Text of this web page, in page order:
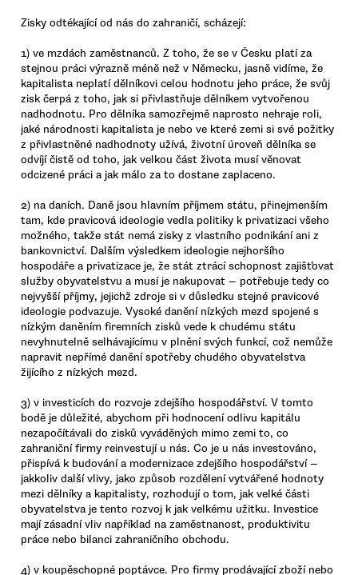
Zisky odtékající od nás do zahraničí, scházejí:
1) ve mzdách zaměstnanců. Z toho, že se v Česku platí za
stejnou práci výrazně méně než v Německu, jasně vidíme, že
kapitalista neplatí dělníkovi celou hodnotu jeho práce, že svůj
zisk čerpá z toho, jak si přivlastňuje dělníkem vytvořenou
nadhodnotu. Pro dělníka samozřejmě naprosto nehraje roli,
jaké národnosti kapitalista je nebo ve které zemi si své požitky
z přivlastněné nadhodnoty užívá, životní úroveň dělníka se
odvíjí čistě od toho, jak velkou část života musí věnovat
odcizené práci a jak málo za to dostane zaplaceno.
2) na daních. Daně jsou hlavním příjmem státu, přinejmenším
tam, kde pravicová ideologie vedla politiky k privatizaci všeho
možného, takže stát nemá zisky z vlastního podnikání ani z
bankovnictví. Dalším výsledkem ideologie nejhoršího
hospodáře a privatizace je, že stát ztrácí schopnost zajišťovat
služby obyvatelstvu a musí je nakupovat — potřebuje tedy co
nejvyšší příjmy, jejichž zdroje si v důsledku stejné pravicové
ideologie podvazuje. Vysoké danění nízkých mezd spojené s
nízkým daněním firemních zisků vede k chudému státu
nevyhnutelně selhávajícímu v plnění svých funkcí, což nemůže
napravit nepřímé danění spotřeby chudého obyvatelstva
žijícího z nízkých mezd.
3) v investicích do rozvoje zdejšího hospodářství. V tomto
bodě je důležité, abychom při hodnocení odlivu kapitálu
nezapočítávali do zisků vyváděných mimo zemi to, co
zahraniční firmy reinvestují u nás. Co je u nás investováno,
přispívá k budování a modernizace zdejšího hospodářství —
jakkoliv další vlivy, jako způsob rozdělení vytvářené hodnoty
mezi dělníky a kapitalisty, rozhodují o tom, jak velké části
obyvatelstva je tento rozvoj k jak velkému užitku. Investice
mají zásadní vliv například na zaměstnanost, produktivitu
práce nebo bilanci zahraničního obchodu.
4) v koupěschopné poptávce. Pro firmy prodávající zboží nebo